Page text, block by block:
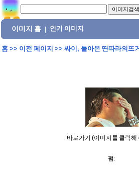
이미지 홈 인기 이미지
홈>> 이전 페이지 >> 싸이, 돌아온 딴따라의뜨
바로가기 (이미지를 클릭해
펌: